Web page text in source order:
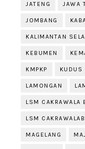
JATENG JAWA
JOMBANG
KALIMANTAN
KEBUMEN
KMPKP KUDUS
LAMONGAN
LSM CAKRAWALA
LSM
MAGELANG